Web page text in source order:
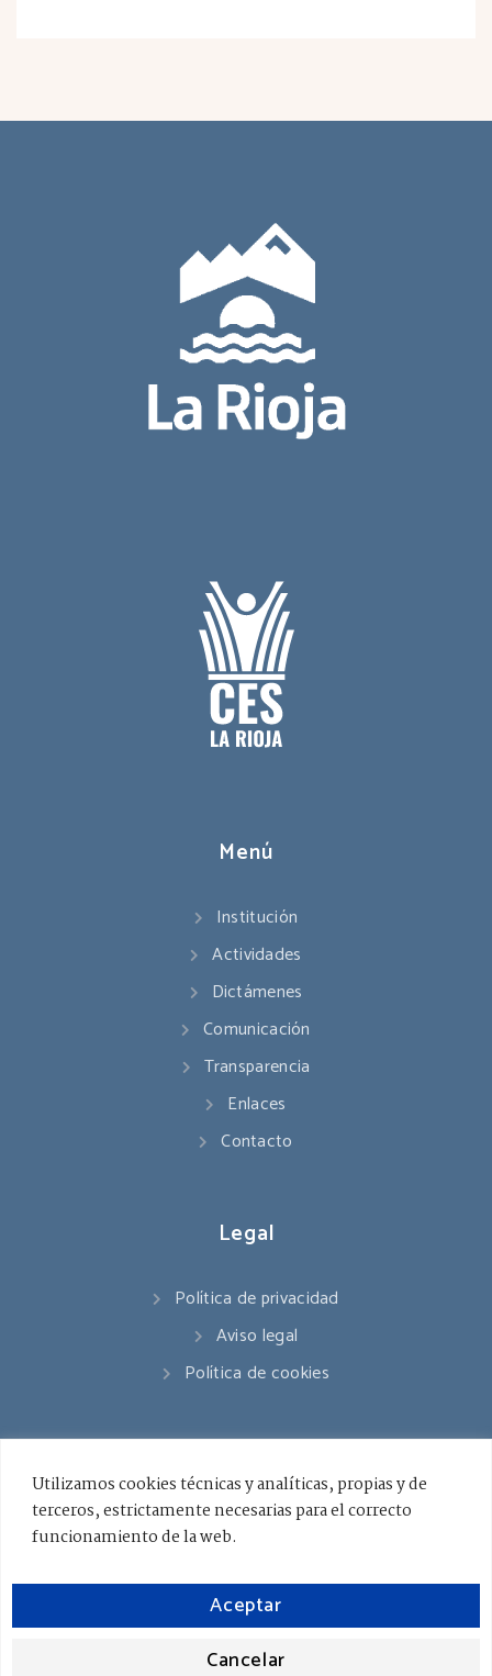
Utilizamos cookies técnicas y analíticas, propias y de
terceros, estrictamente necesarias para el correcto
funcionamiento de la web.
Cancelar
Aceptar
Menú
Institución
Actividades
Dictámenes
Comunicación
Transparencia
Enlaces
Contacto
Legal
Política de privacidad
Aviso legal
Política de cookies
941 545 178
Lunes - Viernes / 8.00 - 18.00